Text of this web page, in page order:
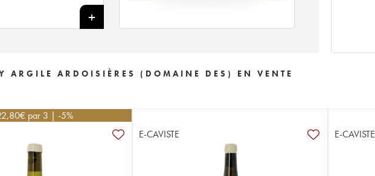
+
ARGILE ARDOISIÈRES (DOMAINE DES) EN VENTE
€ par 3 | -5%
E-CAVISTE E-CAVISTE